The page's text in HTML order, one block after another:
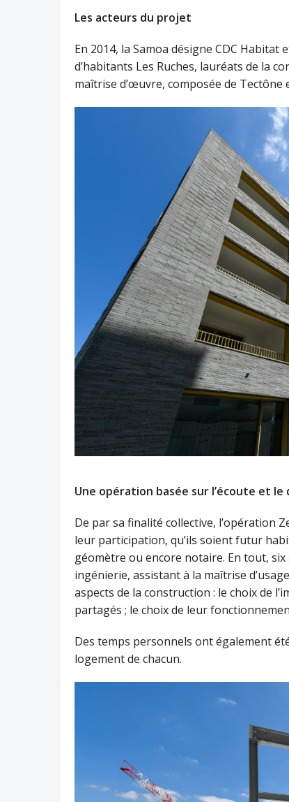
Les acteurs du projet
En 2014, la Samoa désigne CDC
d’habitants Les Ruches, lauréats de la
maîtrise d’œuvre, composée de Tectône
Une opération basée sur l’écoute et le
De par sa finalité collective, l’opération
leur participation, qu’ils soient futur
géomètre ou encore notaire. En tout,
ingénierie, assistant à la maîtrise
aspects de la construction : le choix de
partagés ; le choix de leur
Des temps personnels ont également
logement de chacun.